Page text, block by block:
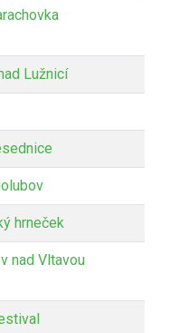
Lužnicí
hrneček
nad Vltavou